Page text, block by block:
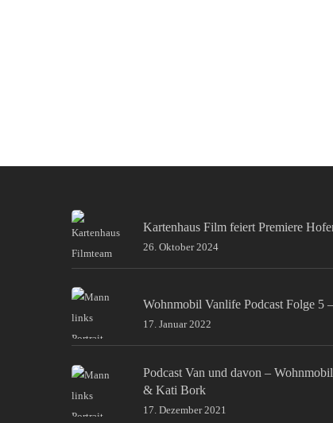
Kartenhaus Film feiert Premiere
26. Oktober 2024
Wohnmobil Vanlife Podcast Folge 5
17. Januar 2022
Podcast Van und davon –
& Kati Bork
17. Dezember 2021